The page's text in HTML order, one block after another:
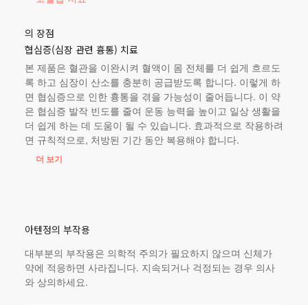
의 장점
협심증(심장 관련 흉통) 치료
본 제품은 혈관을 이완시켜 혈액이 몸 전체를 더 쉽게 흐르도
록 하고 심장이 산소를 충분히 공급받도록 합니다. 이렇게 하
면 협심증으로 인한 흉통을 겪을 가능성이 줄어듭니다. 이 약
은 협심증 발작 빈도를 줄여 운동 능력을 높이고 일상 생활을
더 쉽게 하는 데 도움이 될 수 있습니다. 효과적으로 작용하려
면 규칙적으로, 처방된 기간 동안 복용해야 합니다.
더 보기
아텐정의 부작용
대부분의 부작용은 의학적 주의가 필요하지 않으며 신체가
약에 적응하면 사라집니다. 지속되거나 걱정되는 경우 의사
와 상의하세요.